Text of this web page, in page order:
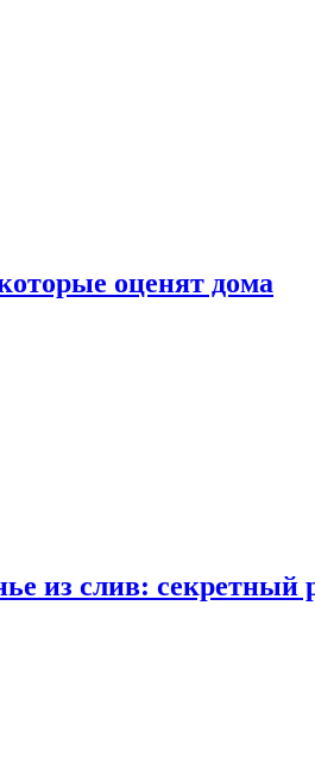
оценят дома
из слив: секретный